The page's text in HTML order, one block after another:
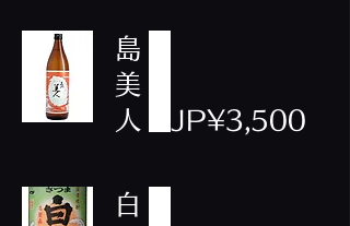
島
美
人
JP¥3,500
白